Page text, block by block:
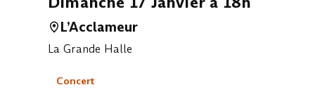
L’Acclameur
La Grande Halle
Concert